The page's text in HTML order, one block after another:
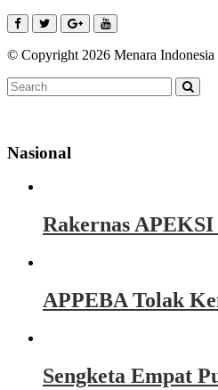
© Copyright 2026 Menara
Nasional
Rakernas
APPEBA Tolak
Sengketa Empat